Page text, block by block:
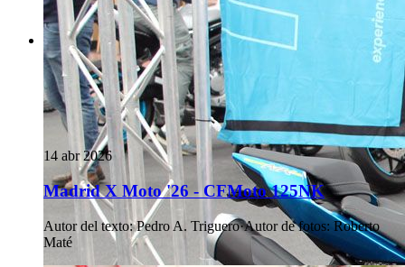
14 abr 2026
Madrid X Moto '26 - CFMoto 125NK
Autor del texto: Pedro A. Triguero·Autor de fotos: Roberto
Maté